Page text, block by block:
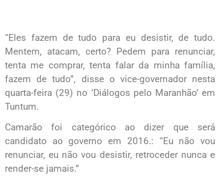
“Eles fazem de tudo para eu desistir, de tudo.
Mentem, atacam, certo? Pedem para renunciar,
tenta me comprar, tenta falar da minha família,
fazem de tudo”, disse o vice-governador nesta
quarta-feira (29) no ‘Diálogos pelo Maranhão’ em
Tuntum.
Camarão foi categórico ao dizer que será
candidato ao governo em 2016.: “Eu não vou
renunciar, eu não vou desistir, retroceder nunca e
render-se jamais.”